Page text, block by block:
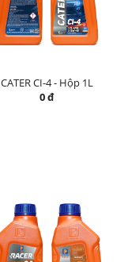
CATER CI-4 - Hộp 1L
0 đ